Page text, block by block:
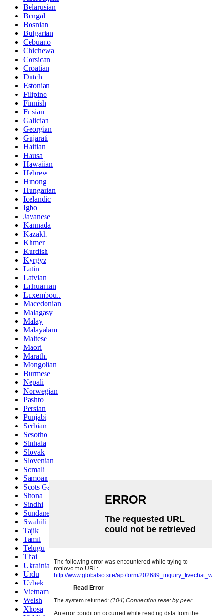
Belarusian
Bengali
Bosnian
Bulgarian
Cebuano
Chichewa
Corsican
Croatian
Dutch
Estonian
Filipino
Finnish
Frisian
Galician
Georgian
Gujarati
Haitian
Hausa
Hawaiian
Hebrew
Hmong
Hungarian
Icelandic
Igbo
Javanese
Kannada
Kazakh
Khmer
Kurdish
Kyrgyz
Latin
Latvian
Lithuanian
Luxembou..
Macedonian
Malagasy
Malay
Malayalam
Maltese
Maori
Marathi
Mongolian
Burmese
Nepali
Norwegian
Pashto
Persian
Punjabi
Serbian
Sesotho
Sinhala
Slovak
Slovenian
Somali
Samoan
Scots Gaelic
Shona
Sindhi
Sundanese
Swahili
Tajik
Tamil
Telugu
Thai
Ukrainian
Urdu
Uzbek
Vietnamese
Welsh
Xhosa